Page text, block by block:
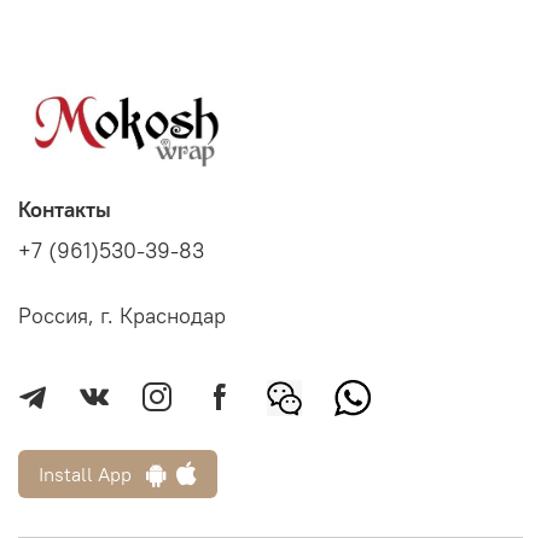
Контакты
+7 (961)530-39-83
Россия, г. Краснодар
Install App